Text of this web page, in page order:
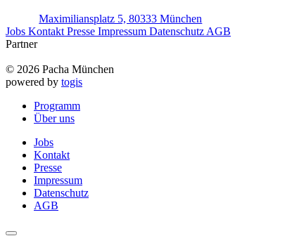
Maximiliansplatz 5, 80333 München
Jobs Kontakt Presse Impressum Datenschutz AGB
Partner
© 2026 Pacha München
powered by togis
Programm
Über uns
Jobs
Kontakt
Presse
Impressum
Datenschutz
AGB